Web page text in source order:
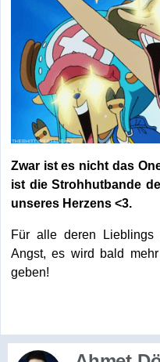
Zwar ist es nicht das
ist die Strohhutbande
unseres Herzens <3.
Für alle deren
Angst, es wird bald
geben!